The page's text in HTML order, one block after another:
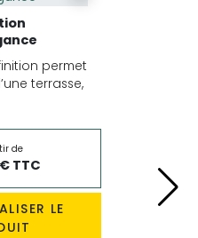
permet
terrasse,
de
TTC
LE